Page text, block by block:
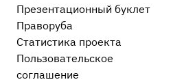
Презентационный букл​ет
Праворуба
Статистика проекта
Пользовательское
соглашение